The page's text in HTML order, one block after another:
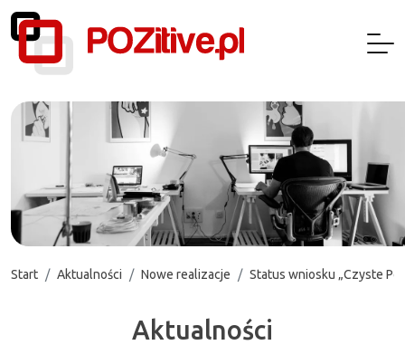
Aktualności
Start Aktualności Nowe realizacje Status wniosku „Czyste